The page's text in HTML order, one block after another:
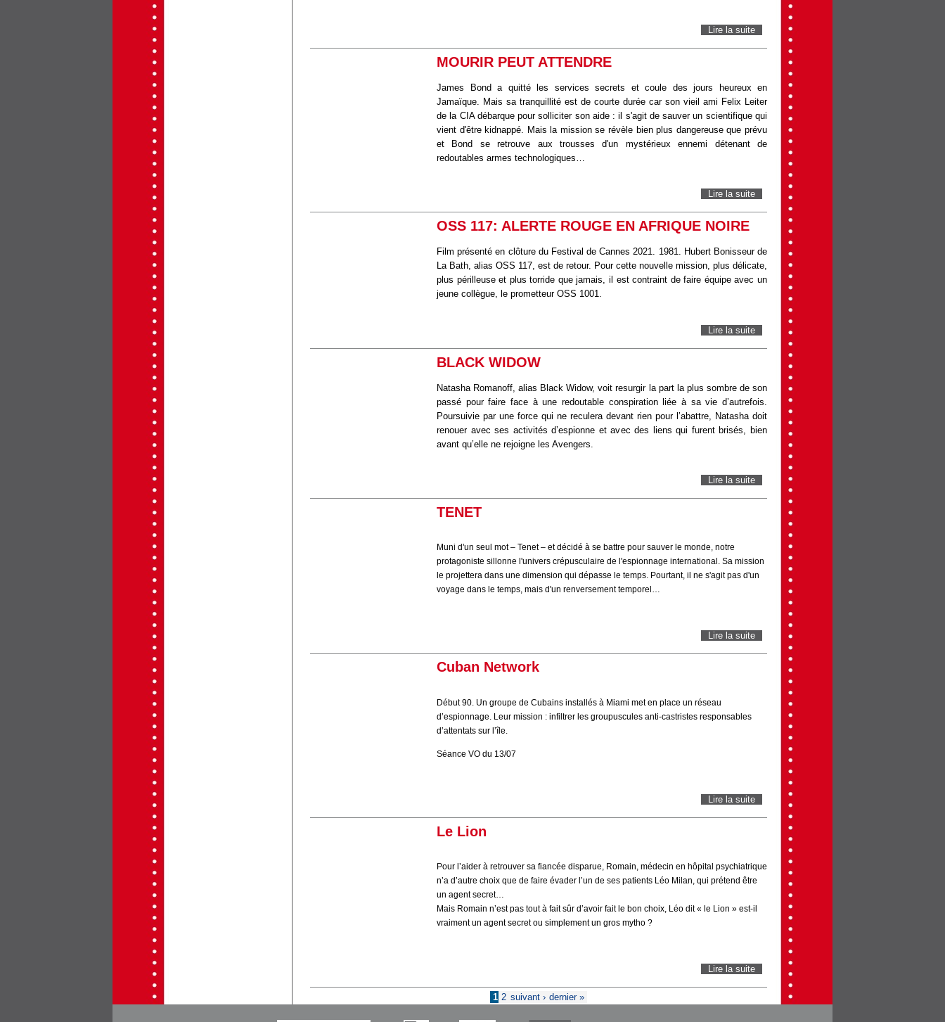
Lire la suite de THE KING'S MAN: PREMIÈRE MISSION
MOURIR PEUT ATTENDRE
James Bond a quitté les services secrets et coule des jours heureux en
Jamaïque. Mais sa tranquillité est de courte durée car son vieil ami Felix Leiter
de la CIA débarque pour solliciter son aide : il s'agit de sauver un scientifique qui
vient d'être kidnappé. Mais la mission se révèle bien plus dangereuse que prévu
et Bond se retrouve aux trousses d'un mystérieux ennemi détenant de
redoutables armes technologiques…
Lire la suite de MOURIR PEUT ATTENDRE
OSS 117: ALERTE ROUGE EN AFRIQUE NOIRE
Film présenté en clôture du Festival de Cannes 2021. 1981. Hubert Bonisseur de
La Bath, alias OSS 117, est de retour. Pour cette nouvelle mission, plus délicate,
plus périlleuse et plus torride que jamais, il est contraint de faire équipe avec un
jeune collègue, le prometteur OSS 1001.
Lire la suite
de OSS 117: ALERTE ROUGE EN AFRIQUE
BLACK WIDOW
Natasha Romanoff, alias Black Widow, voit resurgir la part la plus sombre de son
passé pour faire face à une redoutable conspiration liée à sa vie d’autrefois.
Poursuivie par une force qui ne reculera devant rien pour l’abattre, Natasha doit
renouer avec ses activités d’espionne et avec des liens qui furent brisés, bien
avant qu’elle ne rejoigne les Avengers.
Lire la suite de BLACK WIDOW
TENET
Muni d'un seul mot – Tenet – et décidé à se battre pour sauver le monde, notre
protagoniste sillonne l'univers crépusculaire de l'espionnage international. Sa mission
le projettera dans une dimension qui dépasse le temps. Pourtant, il ne s'agit pas d'un
voyage dans le temps, mais d'un renversement temporel…
Lire la suite de TENET
Cuban Network
Début 90. Un groupe de Cubains installés à Miami met en place un réseau
d’espionnage. Leur mission : infiltrer les groupuscules anti-castristes responsables
d’attentats sur l’île.
Séance VO du 13/07
Lire la suite de Cuban Network
Le Lion
Pour l’aider à retrouver sa fiancée disparue, Romain, médecin en hôpital psychiatrique
n’a d’autre choix que de faire évader l’un de ses patients Léo Milan, qui prétend être
un agent secret…
Mais Romain n’est pas tout à fait sûr d’avoir fait le bon choix, Léo dit « le Lion » est-il
vraiment un agent secret ou simplement un gros mytho ?
Lire la suite de Le Lion
1 2 suivant › dernier »